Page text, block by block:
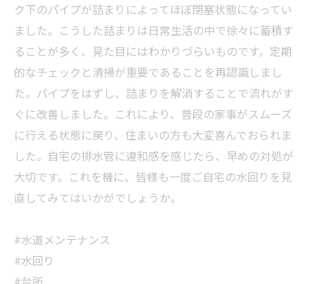
ク下のパイプが詰まりによってほぼ閉塞状態になってい
ました。こうした詰まりは日常生活の中で徐々に蓄積す
ることが多く、見た目にはわかりづらいものです。定期
的なチェックと清掃が重要であることを再認識しまし
た。パイプをはずし、詰まりを解消することで流れがす
ぐに改善しました。これにより、普段の家事がスムーズ
に行える状態に戻り、住まいの方も大変喜んでおられま
した。自宅の排水管に違和感を感じたら、早めの対処が
大切です。これを機に、皆様も一度ご自宅の水回りを見
直してみてはいかがでしょうか。
#水道メンテナンス
#水回り